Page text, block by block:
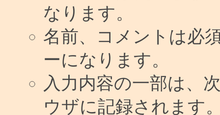
なります。
名前、コメントは必
ーになります。
入力内容の一部は、
ウザに記録されます